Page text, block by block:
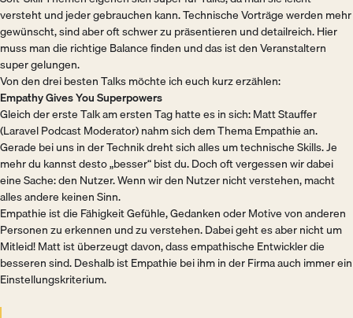
versteht und jeder gebrauchen kann. Technische Vorträge werden mehr
gewünscht, sind aber oft schwer zu präsentieren und detailreich. Hier
muss man die richtige Balance finden und das ist den Veranstaltern
super gelungen.
Von den drei besten Talks möchte ich euch kurz erzählen:
Empathy Gives You Superpowers
Gleich der erste Talk am ersten Tag hatte es in sich: Matt Stauffer
(Laravel Podcast Moderator) nahm sich dem Thema Empathie an.
Gerade bei uns in der Technik dreht sich alles um technische Skills. Je
mehr du kannst desto „besser“ bist du. Doch oft vergessen wir dabei
eine Sache: den Nutzer. Wenn wir den Nutzer nicht verstehen, macht
alles andere keinen Sinn.
Empathie ist die Fähigkeit Gefühle, Gedanken oder Motive von anderen
Personen zu erkennen und zu verstehen. Dabei geht es aber nicht um
Mitleid! Matt ist überzeugt davon, dass empathische Entwickler die
besseren sind. Deshalb ist Empathie bei ihm in der Firma auch immer ein
Einstellungskriterium.